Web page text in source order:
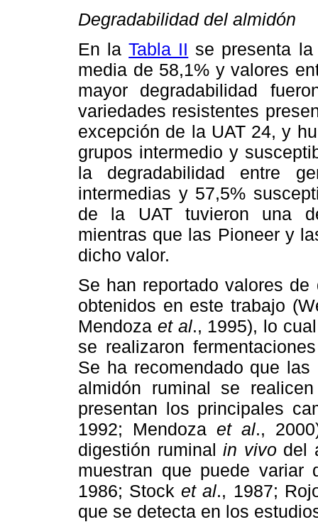
Degradabilidad del almidón
En laTabla II se presenta
media de 58,1% y valores
mayor degradabilidad
variedades resistentes
excepción de la UAT 24, y
grupos intermedio y
la degradabilidad entre
intermedias y 57,5%
de la UAT tuvieron una
mientras que las Pioneer y
dicho valor.
Se han reportado valores
obtenidos en este trabajo
Mendoza et al., 1995), lo
se realizaron
Se ha recomendado que
almidón ruminal se
presentan los principales
1992; Mendozaet al.,
digestión ruminalin vivo del
muestran que puede variar
1986; Stocket al., 1987;
que se detecta en los